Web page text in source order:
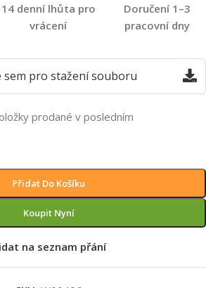
14 denní lhůta pro
vrácení
Doručení 1–3
pracovní dny
sem pro stažení souboru
prodané v posledním
Přidat Do Košíku
Koupit Nyní
na seznam přání